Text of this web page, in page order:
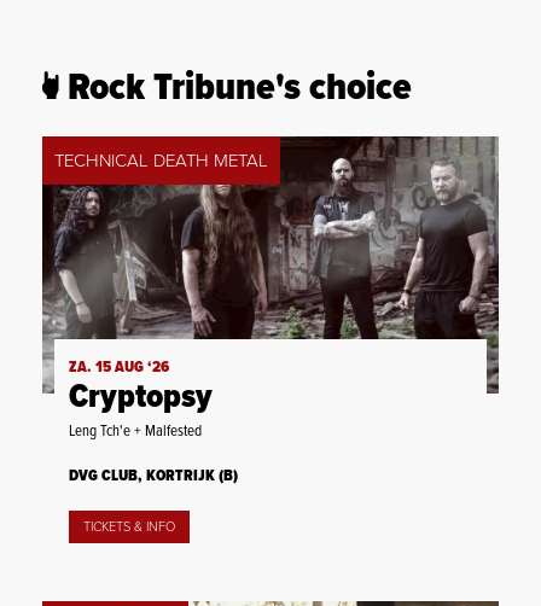
Rock Tribune's choice
TECHNICAL DEATH METAL
ZA. 15 AUG ‘26
Cryptopsy
Leng Tch'e + Malfested
DVG CLUB, KORTRIJK (B)
TICKETS & INFO